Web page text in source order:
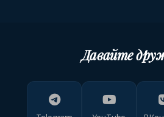
Давайте